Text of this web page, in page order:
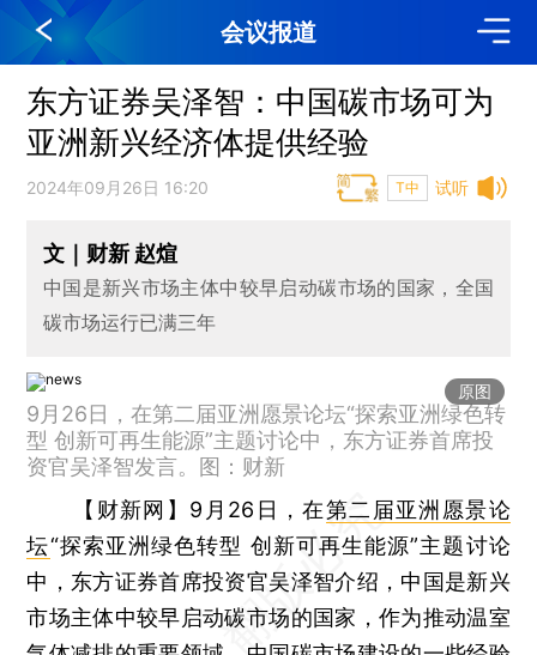
会议报道
东方证券吴泽智：中国碳市场可为
亚洲新兴经济体提供经验
试听
2024年09月26日 16:20 T中
文｜财新 赵煊
中国是新兴市场主体中较早启动碳市场的国家，全国
碳市场运行已满三年
原图
9月26日，在第二届亚洲愿景论坛“探索亚洲绿色转
型 创新可再生能源”主题讨论中，东方证券首席投
资官吴泽智发言。图：财新
【财新网】 9月26日，在第二届亚洲愿景论
坛“探索亚洲绿色转型 创新可再生能源”主题讨论
中，东方证券首席投资官吴泽智介绍，中国是新兴
市场主体中较早启动碳市场的国家，作为推动温室